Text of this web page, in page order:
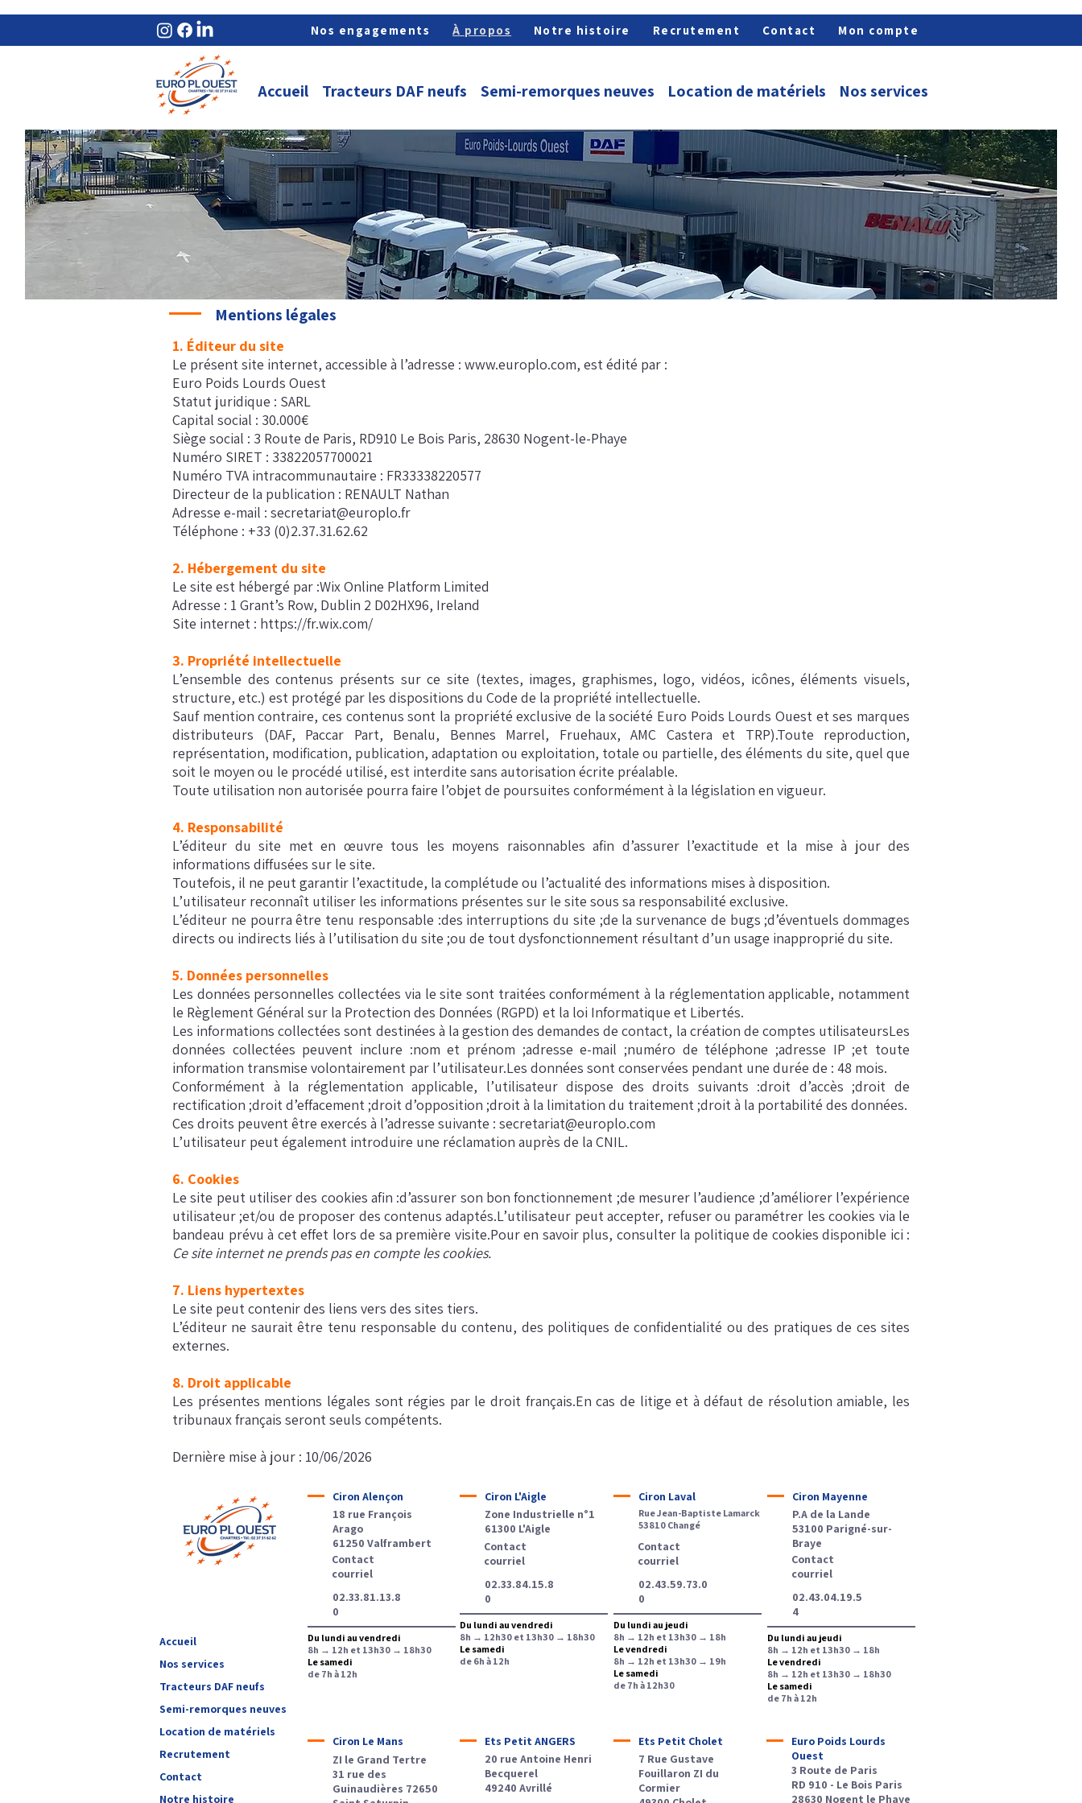
Nos engagements À propos Notre histoire Recrutement Contact Mon compte
Accueil Tracteurs DAF neufs Semi-remorques neuves Location de matériels Nos services
Mentions légales
1. Éditeur du site
Le présent site internet, accessible à l’adresse : www.europlo.com, est édité par :
Euro Poids Lourds Ouest
Statut juridique : SARL
Capital social : 30.000€
Siège social : 3 Route de Paris, RD910 Le Bois Paris, 28630 Nogent-le-Phaye
Numéro SIRET : 33822057700021
Numéro TVA intracommunautaire : FR33338220577
Directeur de la publication : RENAULT Nathan
Adresse e-mail : secretariat@europlo.fr
Téléphone : +33 (0)2.37.31.62.62
2. Hébergement du site
Le site est hébergé par :Wix Online Platform Limited
Adresse : 1 Grant’s Row, Dublin 2 D02HX96, Ireland
Site internet : https://fr.wix.com/
3. Propriété intellectuelle
L’ensemble des contenus présents sur ce site (textes, images, graphismes, logo, vidéos, icônes, éléments visuels,
structure, etc.) est protégé par les dispositions du Code de la propriété intellectuelle.
Sauf mention contraire, ces contenus sont la propriété exclusive de la société Euro Poids Lourds Ouest et ses marques
distributeurs (DAF, Paccar Part, Benalu, Bennes Marrel, Fruehaux, AMC Castera et TRP).Toute reproduction,
représentation, modification, publication, adaptation ou exploitation, totale ou partielle, des éléments du site, quel que
soit le moyen ou le procédé utilisé, est interdite sans autorisation écrite préalable.
Toute utilisation non autorisée pourra faire l’objet de poursuites conformément à la législation en vigueur.
4. Responsabilité
L’éditeur du site met en œuvre tous les moyens raisonnables afin d’assurer l’exactitude et la mise à jour des
informations diffusées sur le site.
Toutefois, il ne peut garantir l’exactitude, la complétude ou l’actualité des informations mises à disposition.
L’utilisateur reconnaît utiliser les informations présentes sur le site sous sa responsabilité exclusive.
L’éditeur ne pourra être tenu responsable :des interruptions du site ;de la survenance de bugs ;d’éventuels dommages
directs ou indirects liés à l’utilisation du site ;ou de tout dysfonctionnement résultant d’un usage inapproprié du site.
5. Données personnelles
Les données personnelles collectées via le site sont traitées conformément à la réglementation applicable, notamment
le Règlement Général sur la Protection des Données (RGPD) et la loi Informatique et Libertés.
Les informations collectées sont destinées à la gestion des demandes de contact, la création de comptes utilisateursLes
données collectées peuvent inclure :nom et prénom ;adresse e-mail ;numéro de téléphone ;adresse IP ;et toute
information transmise volontairement par l’utilisateur.Les données sont conservées pendant une durée de : 48 mois.
Conformément à la réglementation applicable, l’utilisateur dispose des droits suivants :droit d’accès ;droit de
rectification ;droit d’effacement ;droit d’opposition ;droit à la limitation du traitement ;droit à la portabilité des données.
Ces droits peuvent être exercés à l’adresse suivante : secretariat@europlo.com
L’utilisateur peut également introduire une réclamation auprès de la CNIL.
6. Cookies
Le site peut utiliser des cookies afin :d’assurer son bon fonctionnement ;de mesurer l’audience ;d’améliorer l’expérience
utilisateur ;et/ou de proposer des contenus adaptés.L’utilisateur peut accepter, refuser ou paramétrer les cookies via le
bandeau prévu à cet effet lors de sa première visite.Pour en savoir plus, consulter la politique de cookies disponible ici :
Ce site internet ne prends pas en compte les cookies.
7. Liens hypertextes
Le site peut contenir des liens vers des sites tiers.
L’éditeur ne saurait être tenu responsable du contenu, des politiques de confidentialité ou des pratiques de ces sites
externes.
8. Droit applicable
Les présentes mentions légales sont régies par le droit français.En cas de litige et à défaut de résolution amiable, les
tribunaux français seront seuls compétents.
Dernière mise à jour : 10/06/2026
Accueil
Nos services
Tracteurs DAF neufs
Semi-remorques neuves
Location de matériels
Recrutement
Contact
Notre histoire
Ciron Alençon
18 rue François
Arago
61250 Valframbert
Contact
courriel
02.33.81.13.8
0
Du lundi au vendredi
8h → 12h et 13h30 → 18h30
Le samedi
de 7h à 12h
Ciron L'Aigle
Zone Industrielle n°1
61300 L'Aigle
Contact
courriel
02.33.84.15.8
0
Du lundi au vendredi
8h → 12h30 et 13h30 → 18h30
Le samedi
de 6h à 12h
Ciron Laval
Rue Jean-Baptiste Lamarck
53810 Changé
Contact
courriel
02.43.59.73.0
0
Du lundi au jeudi
8h → 12h et 13h30 → 18h
Le vendredi
8h → 12h et 13h30 → 19h
Le samedi
de 7h à 12h30
Ciron Mayenne
P.A de la Lande
53100 Parigné-sur-
Braye
Contact
courriel
02.43.04.19.5
4
Du lundi au jeudi
8h → 12h et 13h30 → 18h
Le vendredi
8h → 12h et 13h30 → 18h30
Le samedi
de 7h à 12h
Ciron Le Mans
ZI le Grand Tertre
31 rue des
Guinaudières 72650
Ets Petit ANGERS
20 rue Antoine Henri
Becquerel
49240 Avrillé
Ets Petit Cholet
7 Rue Gustave
Fouillaron ZI du
Cormier
Euro Poids Lourds
Ouest
3 Route de Paris
RD 910 - Le Bois Paris
28630 Nogent le Phaye